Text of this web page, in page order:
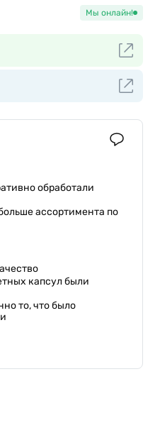
Мы онлайн!
обработали
ассортимента по
капсул были
то, что было